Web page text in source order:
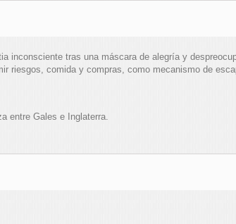
inconsciente tras una máscara de alegría y
riesgos, comida y compras, como mecanismo de
entre Gales e Inglaterra.